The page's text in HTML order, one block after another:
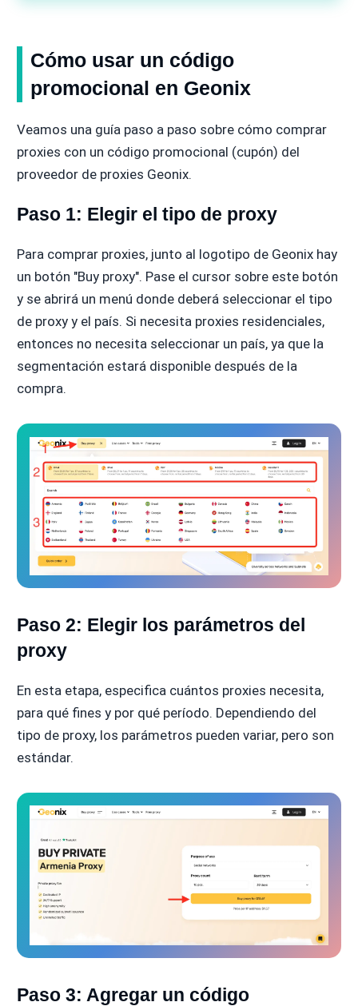
Cómo usar un código
promocional en Geonix
Veamos una guía paso a paso sobre cómo comprar
proxies con un código promocional (cupón) del
proveedor de proxies Geonix.
Paso 1: Elegir el tipo de proxy
Para comprar proxies, junto al logotipo de Geonix hay
un botón "Buy proxy". Pase el cursor sobre este botón
y se abrirá un menú donde deberá seleccionar el tipo
de proxy y el país. Si necesita proxies residenciales,
entonces no necesita seleccionar un país, ya que la
segmentación estará disponible después de la
compra.
Paso 2: Elegir los parámetros del
proxy
En esta etapa, especifica cuántos proxies necesita,
para qué fines y por qué período. Dependiendo del
tipo de proxy, los parámetros pueden variar, pero son
estándar.
Paso 3: Agregar un código